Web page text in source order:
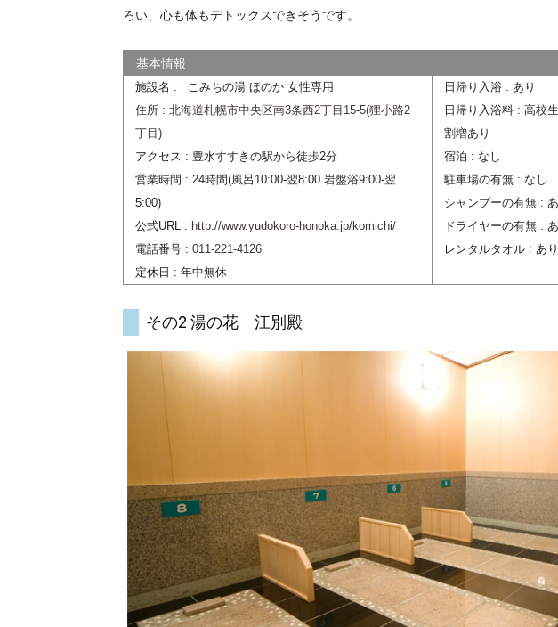
ろい、心も体もデトックスできそうです。
施設名 : こみちの湯 ほのか 女性専用
住所 : 北海道札幌市中央区南3条西2丁目15-5(狸小路2
丁目)
アクセス : 豊水すすきの駅から徒歩2分
営業時間 : 24時間(風呂10:00-翌8:00 岩盤浴9:00-翌
5:00)
公式URL : http://www.yudokoro-honoka.jp/komichi/
電話番号 : 011-221-4126
定休日 : 年中無休
日帰り入浴 : あり
日帰り入浴料 : 高校
割増あり
宿泊 : なし
駐車場の有無 : なし
シャンプーの有無 :
ドライヤーの有無 :
レンタルタオル : あり
その2 湯の花 江別殿